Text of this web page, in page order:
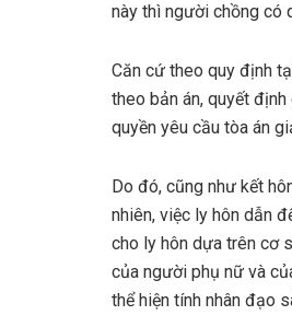
này thì người chồng có
Căn cứ theo quy định
theo bản án, quyết
quyền yêu cầu tòa án
Do đó, cũng như kết
nhiên, việc ly hôn dẫn
cho ly hôn dựa trên cơ
của người phụ nữ và
thể hiện tính nhân đạo